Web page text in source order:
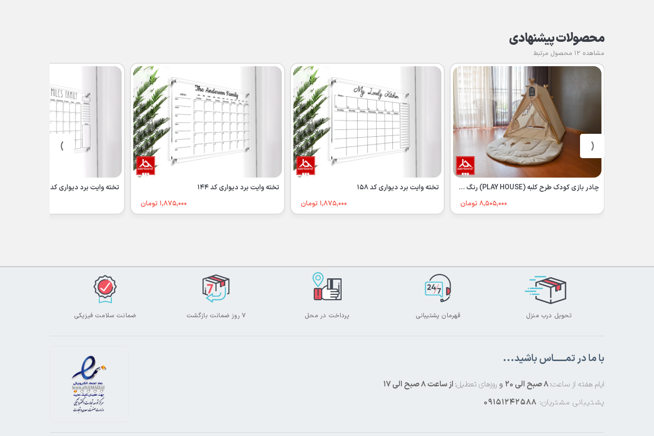
محصولات پیشنهادی
مشاهده 12 محصول مرتبط
چادر بازی کودک طرح کلبه (PLAY HOUSE) رنگ سفید
8,505,000 تومان
تخته وایت برد دیواری کد 158
1,875,000 تومان
تخته وایت برد دیواری کد 144
1,875,000 تومان
تخته وایت برد دیواری کد 120
‹
›
تحویل درب منزل قهرمان پشتیبانی پرداخت در محل ۷ روز ضمانت بازگشت ضمانت سلامت فیزیکی
با ما در تمــــــاس باشید...
ایام هفته از ساعت: و روزهای تعطیل:از ساعت 8 صبح الی 17
پشتیبانی مشتریان: 09151242588